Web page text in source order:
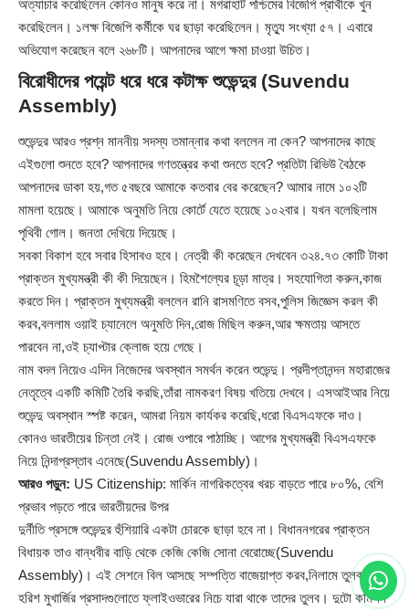
অত্যাচার করেছিলেন কোনও মানুষ করে না। মগরাহাট পশ্চিমের বিজেপি প্রার্থীকে খুন
করেছিলেন। ১লক্ষ বিজেপি কর্মীকে ঘর ছাড়া করেছিলেন। মৃত্যু সংখ্যা ৫৭। এবারে
অভিযোগ করেছেন বলে ২৬৮টি। আপনাদের আগে ক্ষমা চাওয়া উচিত।
বিরোধীদের পয়েন্ট ধরে ধরে কটাক্ষ শুভেন্দুর (Suvendu
Assembly)
শুভেন্দুর আরও প্রশ্ন মাননীয় সদস্য তমান্নার কথা বললেন না কেন? আপনাদের কাছে
এইগুলো শুনতে হবে? আপনাদের গণতন্ত্রের কথা শুনতে হবে? প্রতিটা রিভিউ বৈঠকে
আপনাদের ডাকা হয়,গত ৫বছরে আমাকে কতবার বের করেছেন? আমার নামে ১০২টি
মামলা হয়েছে। আমাকে অনুমতি নিয়ে কোর্টে যেতে হয়েছে ১০২বার। যখন বলেছিলাম
পৃথিবী গোল। জনতা দেখিয়ে দিয়েছে।
সবকা বিকাশ হবে সবার হিসাবও হবে। নেত্রী কী করেছেন দেখবেন ৩২৪.৭৩ কোটি টাকা
প্রাক্তন মুখ্যমন্ত্রী কী কী দিয়েছেন। হিমশৈল্যের চূড়া মাত্র। সহযোগিতা করুন,কাজ
করতে দিন। প্রাক্তন মুখ্যমন্ত্রী বললেন রানি রাসমণিতে বসব,পুলিস জিজ্ঞেস করল কী
করব,বললাম ওয়াই চ্যানেলে অনুমতি দিন,রোজ মিছিল করুন,আর ক্ষমতায় আসতে
পারবেন না,ওই চ্যাপ্টার ক্লোজ হয়ে গেছে।
নাম বদল নিয়েও এদিন নিজেদের অবস্থান সমর্থন করেন শুভেন্দু। প্রদীপ্তানন্দন মহারাজের
নেতৃত্বে একটি কমিটি তৈরি করছি,তাঁরা নামকরণ বিষয় খতিয়ে দেখবে। এসআইআর নিয়ে
শুভেন্দু অবস্থান স্পষ্ট করেন, আমরা নিয়ম কার্যকর করেছি,ধরো বিএসএফকে দাও।
কোনও ভারতীয়ের চিন্তা নেই। রোজ ওপারে পাঠাচ্ছি। আগের মুখ্যমন্ত্রী বিএসএফকে
নিয়ে নিন্দাপ্রস্তাব এনেছে(Suvendu Assembly)।
আরও পড়ুন: US Citizenship: মার্কিন নাগরিকত্বের খরচ বাড়তে পারে ৮০%, বেশি
প্রভাব পড়তে পারে ভারতীয়দের উপর
দুর্নীতি প্রসঙ্গে শুভেন্দুর হুঁশিয়ারি একটা চোরকে ছাড়া হবে না। বিধাননগরের প্রাক্তন
বিধায়ক তাও বান্ধবীর বাড়ি থেকে কেজি কেজি সোনা বেরোচ্ছে(Suvendu
Assembly)। এই সেশনে বিল আসছে সম্পত্তি বাজেয়াপ্ত করব,নিলামে তুলব। ওই
হরিশ মুখার্জির প্রসাদগুলোতে ফ্লাইওভারের নিচে যারা থাকে তাদের তুলব। দুটো কমিশন